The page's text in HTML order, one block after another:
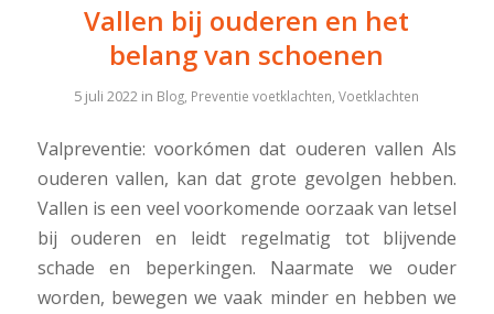
Vallen bij ouderen en het
belang van schoenen
5 juli 2022 in Blog Preventie voetklachten ,Voetklachten
Valpreventie: voorkómen dat ouderen vallen Als
ouderen vallen, kan dat grote gevolgen hebben.
Vallen is een veel voorkomende oorzaak van letsel
bij ouderen en leidt regelmatig tot blijvende
schade en beperkingen. Naarmate we ouder
worden, bewegen we vaak minder en hebben we